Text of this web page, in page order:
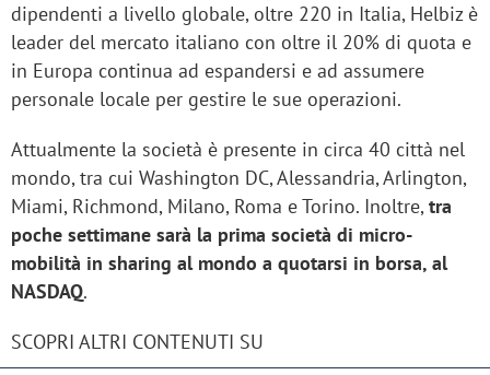
dipendenti a livello globale, oltre 220 in Italia, Helbiz è
leader del mercato italiano con oltre il 20% di quota e
in Europa continua ad espandersi e ad assumere
personale locale per gestire le sue operazioni.
Attualmente la società è presente in circa 40 città nel
mondo, tra cui Washington DC, Alessandria, Arlington,
Miami, Richmond, Milano, Roma e Torino. Inoltre,tra
poche settimane sarà la prima società di micro-
mobilità in sharing al mondo a quotarsi in borsa, al
NASDAQ.
SCOPRI ALTRI CONTENUTI SU